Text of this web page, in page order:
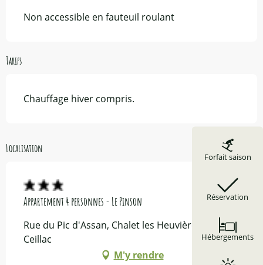
Forfait saison
Réservation
Hébergements
Non accessible en fauteuil roulant
Tarifs
Chauffage hiver compris.
Localisation
Appartement 4 personnes - Le Pinson
Rue du Pic d'Assan, Chalet les Heuvières, 05600
Ceillac
M'y rendre